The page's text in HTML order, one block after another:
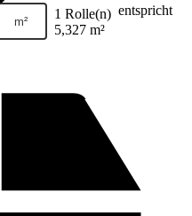
m² 1 Rolle(n) entspricht
5,327 m²